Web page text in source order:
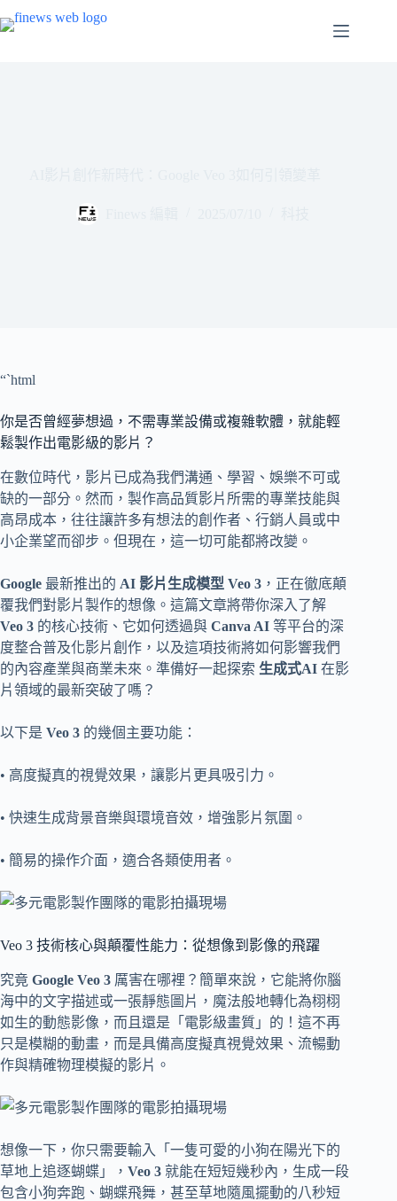
至
“`html
你是否曾經夢想過，不需專業設備或複雜軟體，就能輕
鬆製作出電影級的影片？
在數位時代，影片已成為我們溝通、學習、娛樂不可或
缺的一部分。然而，製作高品質影片所需的專業技能與
高昂成本，往往讓許多有想法的創作者、行銷人員或中
小企業望而卻步。但現在，這一切可能都將改變。
Google 最新推出的 AI 影片生成模型 Veo 3 ，正在徹底顛
覆我們對影片製作的想像。這篇文章將帶你深入了解
Veo 3 的核心技術、它如何透過與 Canva AI 等平台的深
度整合普及化影片創作，以及這項技術將如何影響我們
的內容產業與商業未來。準備好一起探索 生成式AI 在影
片領域的最新突破了嗎？
以下是 Veo 3 的幾個主要功能：
• 高度擬真的視覺效果，讓影片更具吸引力。
• 快速生成背景音樂與環境音效，增強影片氛圍。
• 簡易的操作介面，適合各類使用者。
Veo 3 技術核心與顛覆性能力：從想像到影像的飛躍
究竟 Google Veo 3 厲害在哪裡？簡單來說，它能將你腦
海中的文字描述或一張靜態圖片，魔法般地轉化為栩栩
如生的動態影像，而且還是「電影級畫質」的！這不再
只是模糊的動畫，而是具備高度擬真視覺效果、流暢動
作與精確物理模擬的影片。
想像一下，你只需要輸入「一隻可愛的小狗在陽光下的
草地上追逐蝴蝶」， Veo 3 就能在短短幾秒內，生成一段
包含小狗奔跑、蝴蝶飛舞，甚至草地隨風擺動的八秒短